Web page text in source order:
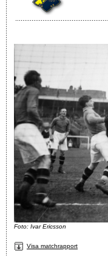
Foto: Ivar Ericsson
Visa matchrapport